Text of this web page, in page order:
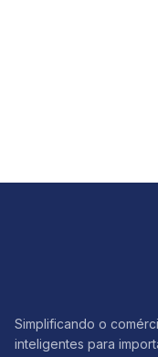
Simplificando o
inteligentes para